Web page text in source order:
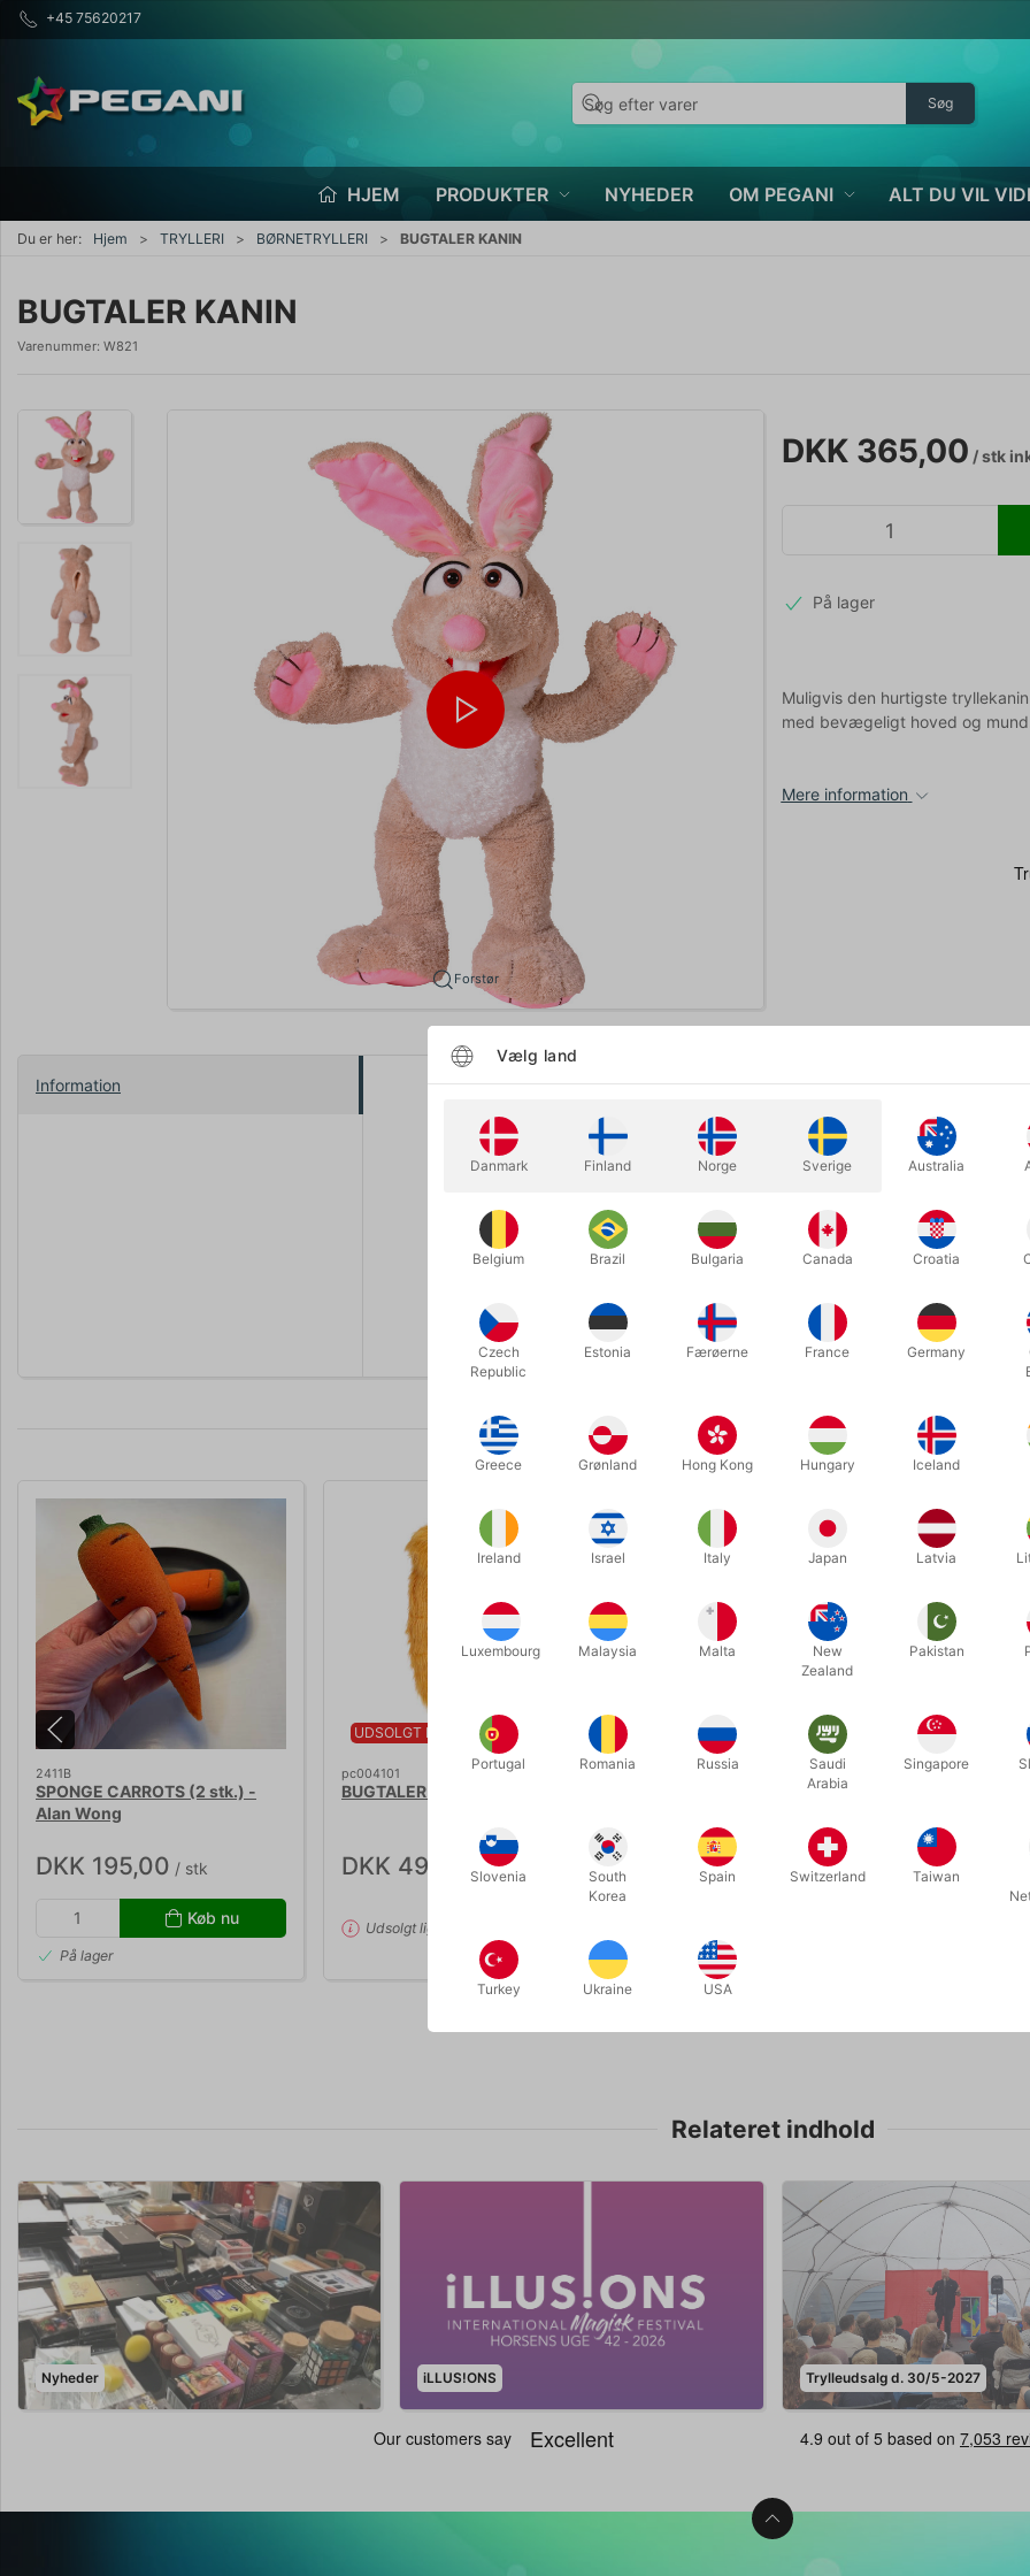
+45 75620217
Søg
HJEM PRODUKTER NYHEDER OM PEGANI ALT DU VIL
Du er her: Hjem TRYLLERI BØRNETRYLLERI BUGTALER KANIN
BUGTALER KANIN
Varenummer: W821
Forstør
DKK 365,00 / stk
På lager
Muligvis den hurtigste
med bevægeligt hoved og
Mere information
Information
Herlig sjov og elskelig bugtalerdukke fra Living Puppets. Den måler 62 cm.
Du bestemmer selv om den skal være sød, sjov, fræk, doven, pralende,
trylletricks.
Hånddukker er ideelt egnede som spilvenner, læringspartnere, livlige
historiefortællere, fantasiudviklere, snoede fakta, fremmedsprogstalenter,
I Tyskland kalder de den for "Hironimus Muffelfuß" men når det bliver din
sød og lige til at tage med i forestillingen.
Relaterede produkter
2411B
SPONGE CARROTS (2 stk.) -
Alan Wong
DKK 195,00 / stk
Køb nu
På lager
UDSOLGT LIGE NU
pc004101
BUGTALER ORANGUTANG
DKK 495,00/ stk
Udsolgt lige nu
HYRDEHUND HÅNDDUKKE
DKK 795,00 / stk
På lager
5578
DKK
Relateret indhold
Nyheder iLLUS!ONS Trylleudsalg d. 30/5-2027
Vælg land
Danmark Finland Norge Sverige Australia
Belgium Brazil Bulgaria Canada Croatia
Czech
Republic
Estonia Færøerne France Germany
Greece Grønland Hong Kong Hungary Iceland
Ireland Israel Italy Japan Latvia
Luxembourg Malaysia Malta
New
Zealand
Pakistan
Portugal Romania Russia
Saudi
Arabia
Singapore
Slovenia
South
Korea
Spain Switzerland Taiwan
Turkey Ukraine USA